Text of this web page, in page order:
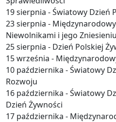
19 sierpnia - Światowy Dzień
23 sierpnia -
Niewolnikami i jego Zniesieniu
25 sierpnia - Dzień Polskiej
15 września -
10 października - Światowy
Rozwoju
16 października - Światowy
Dzień Żywności
17 października -